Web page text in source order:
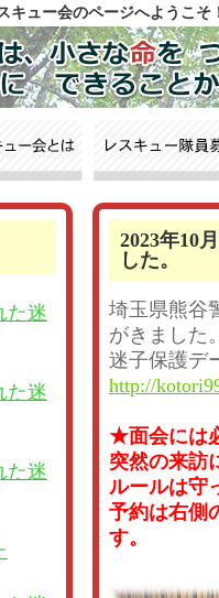
キュー会のページへようこそ
た迷
た迷
た迷
2023年10
した。
埼玉県熊谷
がきました
迷子保護デ
http://
★面会には
突然の来訪
ルールは守
予約は右側
す。